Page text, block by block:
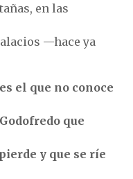
en las
—hace ya
el que no conoce
que
y que se ríe